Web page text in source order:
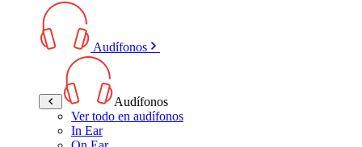
Audífonos
Audífonos
Ver todo en audífonos
In Ear